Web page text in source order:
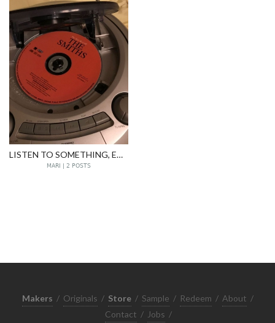
LISTEN TO SOMETHING, EVEN IF IT'S SOMEONE'S FAREWELL SONG.
MARI | 2 POSTS
Makers / Originals / Store / Sample / Redeem / About /
Contact / Jobs /